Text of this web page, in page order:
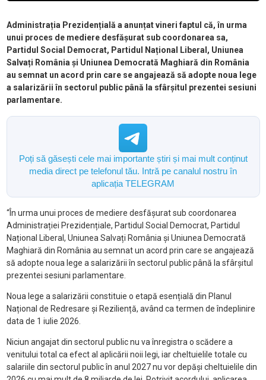
Administrația Prezidențială a anunțat vineri faptul că, în urma
unui proces de mediere desfășurat sub coordonarea sa,
Partidul Social Democrat, Partidul Național Liberal, Uniunea
Salvați România și Uniunea Democrată Maghiară din România
au semnat un acord prin care se angajează să adopte noua lege
a salarizării în sectorul public până la sfârșitul prezentei sesiuni
parlamentare.
Poți să găsești cele mai importante știri și mai mult conținut
media direct pe telefonul tău. Intră pe canalul nostru în
aplicația TELEGRAM
“În urma unui proces de mediere desfășurat sub coordonarea
Administrației Prezidențiale, Partidul Social Democrat, Partidul
Național Liberal, Uniunea Salvați România și Uniunea Democrată
Maghiară din România au semnat un acord prin care se angajează
să adopte noua lege a salarizării în sectorul public până la sfârșitul
prezentei sesiuni parlamentare.
Noua lege a salarizării constituie o etapă esențială din Planul
Național de Redresare și Reziliență, având ca termen de îndeplinire
data de 1 iulie 2026.
Niciun angajat din sectorul public nu va înregistra o scădere a
venitului total ca efect al aplicării noii legi, iar cheltuielile totale cu
salariile din sectorul public în anul 2027 nu vor depăși cheltuielile din